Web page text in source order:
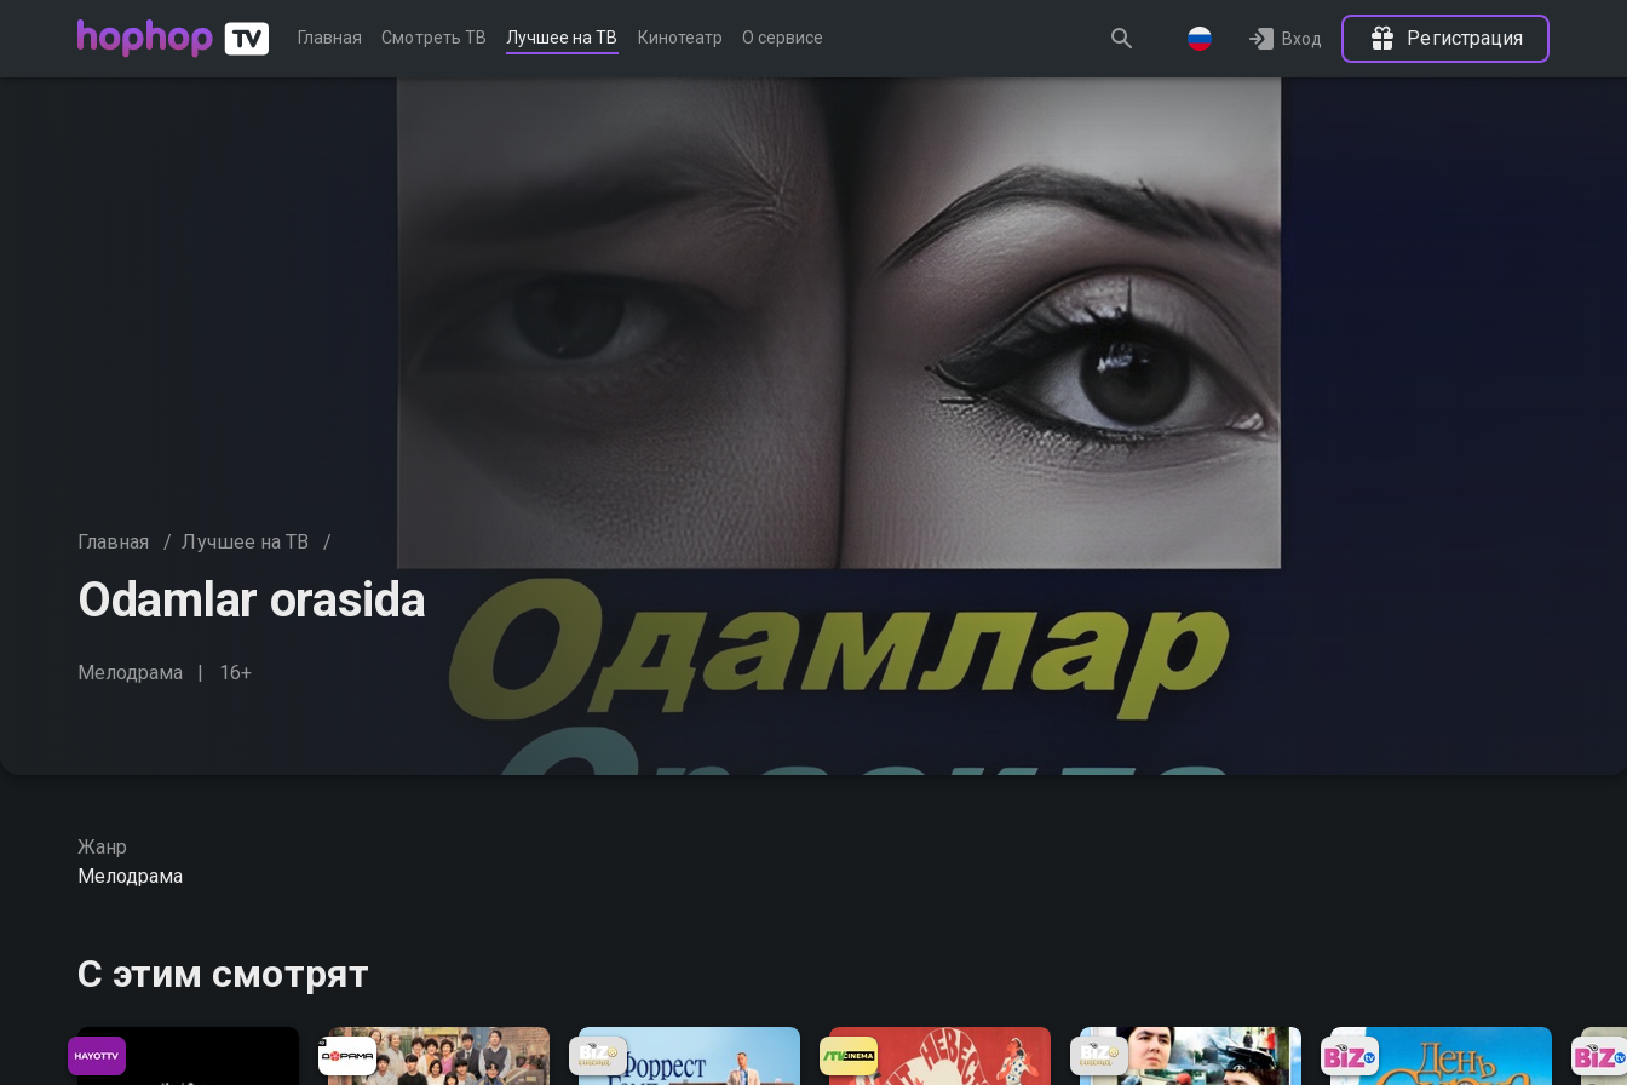
Главная Смотреть ТВ Лучшее на ТВ Кинотеатр О сервисе Вход Регистрация
Главная / Лучшее на ТВ /
Odamlar orasida
Мелодрама 16+
Жанр
Мелодрама
С этим смотрят